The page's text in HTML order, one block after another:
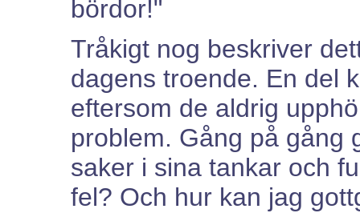
bördor!"
Tråkigt nog beskriver
dagens troende. En del
eftersom de aldrig
problem. Gång på gång
saker i sina tankar och
fel? Och hur kan jag